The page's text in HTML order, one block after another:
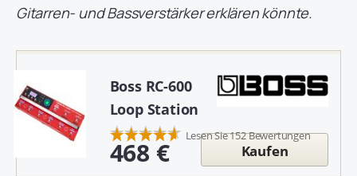
Gitarren- und Bassverstärker erklären könnte.
Boss RC-600
Loop Station
Lesen Sie 152 Bewertungen
468 € Kaufen